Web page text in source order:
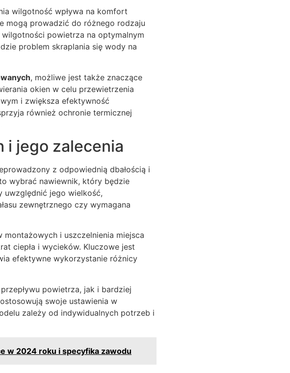
wilgotność wpływa na komfort
mogą prowadzić do różnego rodzaju
powietrza na optymalnym
problem skraplania się wody na
, możliwe jest także znaczące
okien w celu przewietrzenia
i zwiększa efektywność
również ochronie termicznej
i jego zalecenia
z odpowiednią dbałością i
wybrać nawiewnik, który będzie
uwzględnić jego wielkość,
zewnętrznego czy wymagana
i uszczelnienia miejsca
ciepła i wycieków. Kluczowe jest
efektywne wykorzystanie różnicy
powietrza, jak i bardziej
swoje ustawienia w
zależy od indywidualnych potrzeb i
w 2024 roku i specyfika zawodu